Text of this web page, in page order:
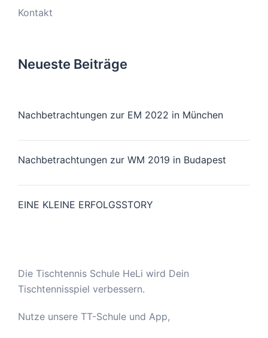
Kontakt
Neueste Beiträge
Nachbetrachtungen zur EM 2022 in München
Nachbetrachtungen zur WM 2019 in Budapest
EINE KLEINE ERFOLGSSTORY
Die Tischtennis Schule HeLi wird Dein
Tischtennisspiel verbessern.
Nutze unsere TT-Schule und App,